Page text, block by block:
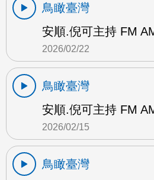
鳥瞰臺灣
安順.倪可主持 FM
2026/02/22
鳥瞰臺灣
安順.倪可主持 FM
2026/02/15
鳥瞰臺灣